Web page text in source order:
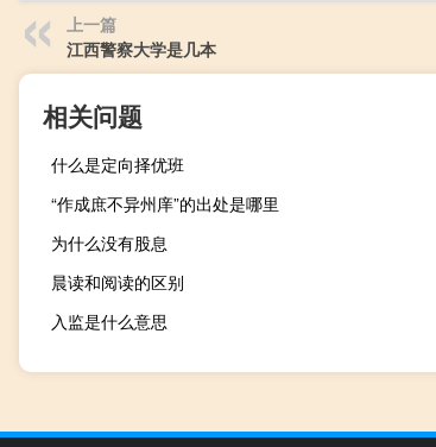
上一篇
江西警察大学是几本
相关问题
什么是定向择优班
“作成庶不异州庠”的出处是哪里
为什么没有股息
晨读和阅读的区别
入监是什么意思